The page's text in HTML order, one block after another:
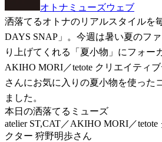
オトナミューズウェブ
洒落てるオトナのリアルスタイルを
DAYS SNAP」。今週は暑い夏のフ
り上げてくれる「夏小物」にフォー
AKIHO MORI／tetote クリエイティ
さんにお気に入りの夏小物を使った
ました。
本日の洒落てるミューズ
atelier ST,CAT／AKIHO MORI／
クター 狩野明歩さん